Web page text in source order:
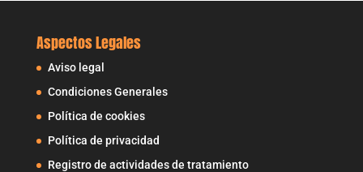
Aspectos Legales
Aviso legal
Condiciones Generales
Política de cookies
Política de privacidad
Registro de actividades de tratamiento